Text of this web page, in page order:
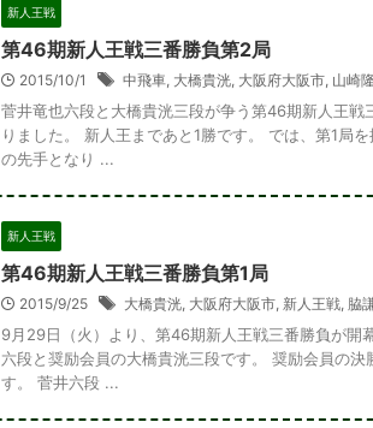
新人王戦
第46期新人王戦三番勝負第2局
2015/10/1 中飛車, 大橋貴洸, 大阪府大阪市, 山崎
菅井竜也六段と大橋貴洸三段が争う第46期新人王
りました。 新人王まであと1勝です。 では、第1局
の先手となり ...
新人王戦
第46期新人王戦三番勝負第1局
2015/9/25 大橋貴洸, 大阪府大阪市, 新人王戦, 脇
9月29日（火）より、第46期新人王戦三番勝負が開
六段と奨励会員の大橋貴洸三段です。 奨励会員の
す。 菅井六段 ...